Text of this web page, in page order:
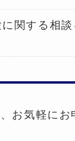
関する相談
お気軽にお